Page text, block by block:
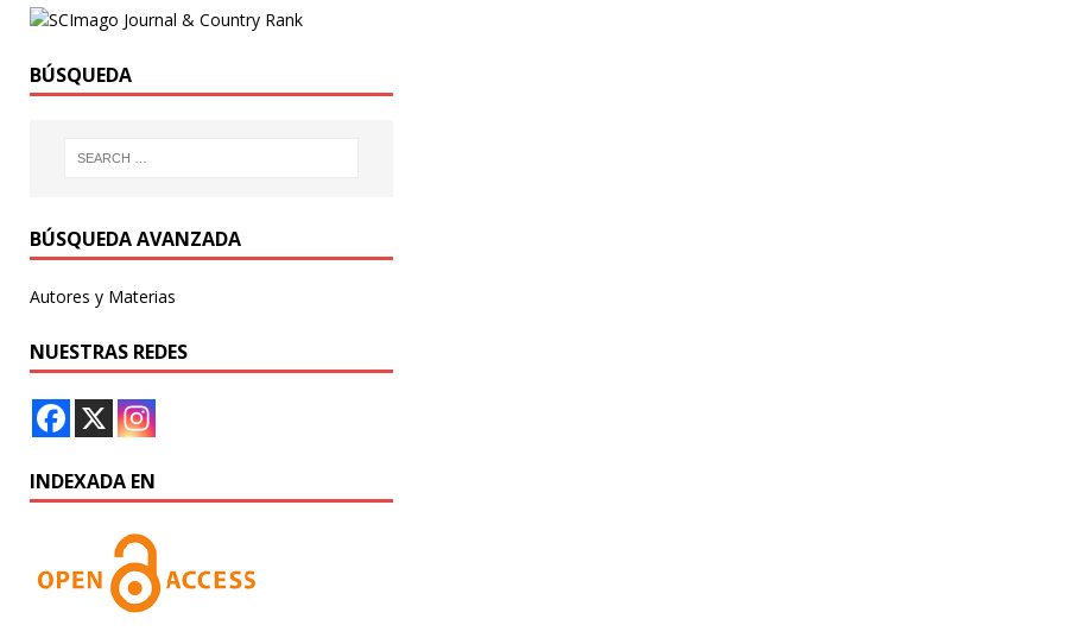
BÚSQUEDA
BÚSQUEDA AVANZADA
Autores y Materias
NUESTRAS REDES
INDEXADA EN